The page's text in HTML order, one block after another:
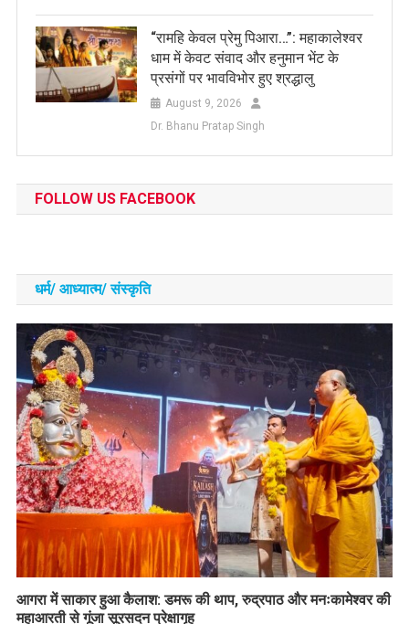
​“रामहि केवल प्रेमु पिआरा…”: महाकालेश्वर
धाम में केवट संवाद और हनुमान भेंट के
प्रसंगों पर भावविभोर हुए श्रद्धालु
August 9, 2026
Dr. Bhanu Pratap Singh
FOLLOW US FACEBOOK
धर्म/ आध्‍यात्‍म/ संस्‍कृति
आगरा में साकार हुआ कैलाश: डमरू की थाप, रुद्रपाठ और मनःकामेश्वर की
महाआरती से गूंजा सूरसदन प्रेक्षागृह